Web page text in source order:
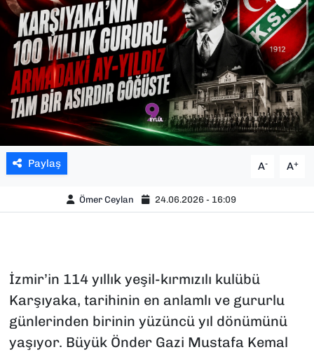
Paylaş A- A+
Ömer Ceylan 24.06.2026 - 16:09
İzmir’in 114 yıllık yeşil-kırmızılı kulübü
Karşıyaka, tarihinin en anlamlı ve gururlu
günlerinden birinin yüzüncü yıl dönümünü
yaşıyor. Büyük Önder Gazi Mustafa Kemal
YAŞAM
YEREL YÖNETİMLER